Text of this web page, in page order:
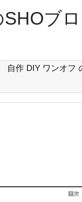
ブ
自作 DIY ワンオフ